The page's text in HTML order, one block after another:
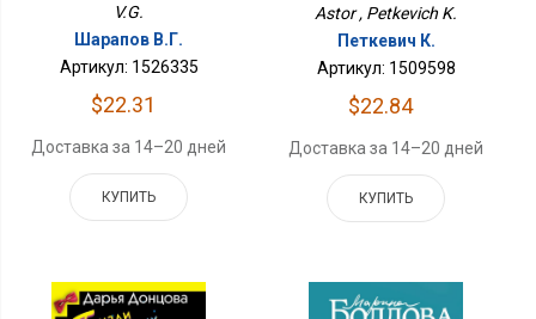
V.G.
Шарапов В.Г.
Артикул: 1526335
$22.31
Доставка за 14–20 дней
КУПИТЬ
Astor , Petkevich K.
Петкевич К.
Артикул: 1509598
$22.84
Доставка за 14–20 дней
КУПИТЬ